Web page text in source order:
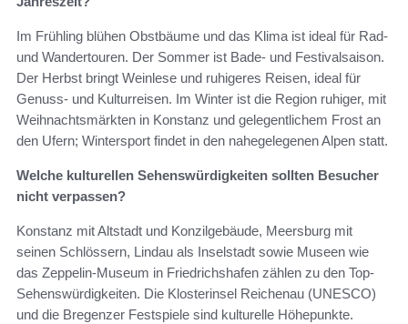
Im Frühling blühen Obstbäume und das Klima ist ideal für Rad-
und Wandertouren. Der Sommer ist Bade- und Festivalsaison.
Der Herbst bringt Weinlese und ruhigeres Reisen, ideal für
Genuss- und Kulturreisen. Im Winter ist die Region ruhiger, mit
Weihnachtsmärkten in Konstanz und gelegentlichem Frost an
den Ufern; Wintersport findet in den nahegelegenen Alpen statt.
Welche kulturellen Sehenswürdigkeiten sollten Besucher
nicht verpassen?
Konstanz mit Altstadt und Konzilgebäude, Meersburg mit
seinen Schlössern, Lindau als Inselstadt sowie Museen wie
das Zeppelin-Museum in Friedrichshafen zählen zu den Top-
Sehenswürdigkeiten. Die Klosterinsel Reichenau (UNESCO)
und die Bregenzer Festspiele sind kulturelle Höhepunkte.